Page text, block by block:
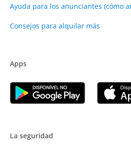
Ayuda para los anunciantes (cómo
Consejos para alquilar más
Apps
La seguridad